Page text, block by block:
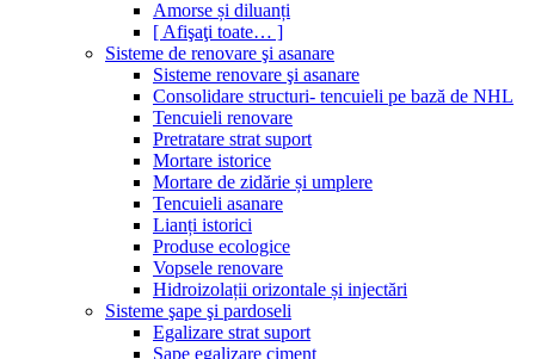
Amorse și diluanți
[ Afişaţi toate… ]
Sisteme de renovare şi asanare
Sisteme renovare şi asanare
Consolidare structuri- tencuieli pe bază de NHL
Tencuieli renovare
Pretratare strat suport
Mortare istorice
Mortare de zidărie și umplere
Tencuieli asanare
Lianți istorici
Produse ecologice
Vopsele renovare
Hidroizolații orizontale și injectări
Sisteme şape şi pardoseli
Egalizare strat suport
Șape egalizare ciment